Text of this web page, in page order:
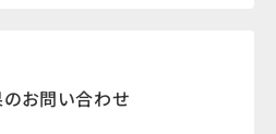
お問い合わせ